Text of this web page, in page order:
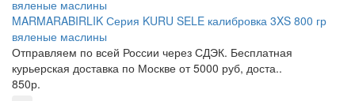
MARMARABIRLIK Серия KURU SELE калибровка 3XS 800 гр
вяленые маслины
Отправляем по всей России через СДЭК. Бесплатная
курьерская доставка по Москве от 5000 руб, доста..
850р.